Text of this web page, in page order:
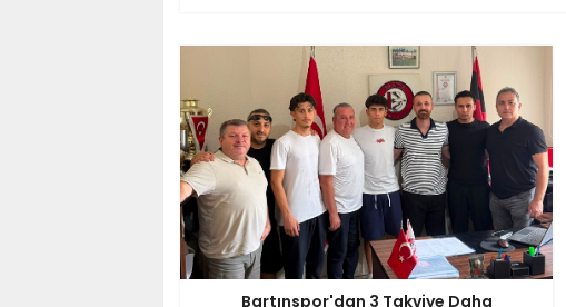
Bartınspor'dan 3 Takviye Daha